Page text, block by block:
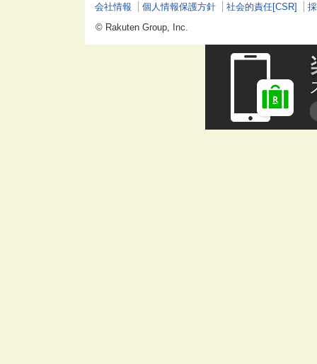
会社情報 個人情報保護方針 社会的責任[CSR]
© Rakuten Group, Inc.